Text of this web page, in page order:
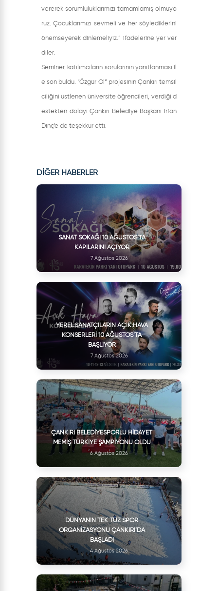
vererek sorumluluklarımızı tamamlamış olmuyo
ruz. Çocuklarımızı sevmeli ve her söylediklerini
önemseyerek dinlemeliyiz.” ifadelerine yer ver
diler.
Seminer, katılımcıların sorularının yanıtlanması il
e son buldu. “Özgür Ol” projesinin Çankırı temsil
ciliğini üstlenen üniversite öğrencileri, verdiği d
estekten dolayı Çankırı Belediye Başkanı İrfan
Dinç’e de teşekkür etti.
DİĞER HABERLER
SANAT SOKAĞI 10 AĞUSTOS’TA
KAPILARINI AÇIYOR
7 Ağustos 2026
YEREL SANATÇILARIN AÇIK HAVA
KONSERLERI 10 AĞUSTOS’TA
BAŞLIYOR
7 Ağustos 2026
ÇANKIRI BELEDIYESPORLU HIDAYET
MEMIŞ TÜRKIYE ŞAMPIYONU OLDU
6 Ağustos 2026
DÜNYANIN TEK TUZ SPOR
ORGANIZASYONU ÇANKIRI’DA
BAŞLADI
4 Ağustos 2026